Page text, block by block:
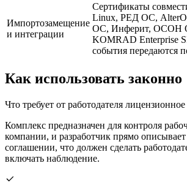
Импортозамещение
и интеграции
Сертификаты
Linux, РЕД ОС,
ОС, Инферит, ОСОН
KOMRAD Enterprise
события передаются
Как использовать законно
Что требует от работодателя
Комплекс предназначен для контроля
компании, и разработчик прямо
соглашении, что должен сделать
включать наблюдение.